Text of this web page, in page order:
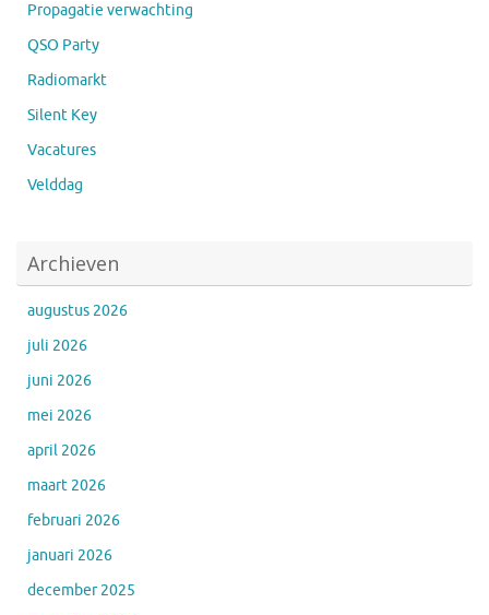
Propagatie verwachting
QSO Party
Radiomarkt
Silent Key
Vacatures
Velddag
Archieven
augustus 2026
juli 2026
juni 2026
mei 2026
april 2026
maart 2026
februari 2026
januari 2026
december 2025